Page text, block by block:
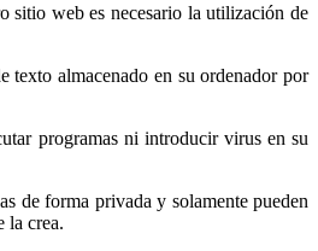
sitio web es necesario la utilización de
texto almacenado en su ordenador por
programas ni introducir virus en su
de forma privada y solamente pueden
la crea.